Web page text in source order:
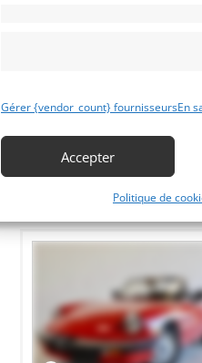
Gérer {vendor_count} fournisseursEn
Accepter
Politique de
Vendu par : MY VINTAGE